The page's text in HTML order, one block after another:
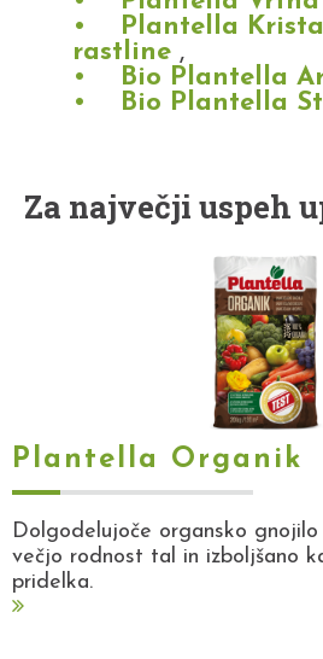
Plantella
rastline ,
Bio Plantella
Bio Plantella
Za največji uspeh
Plantella Organik
Dolgodelujoče organsko
večjo rodnost tal in izboljšano
pridelka.